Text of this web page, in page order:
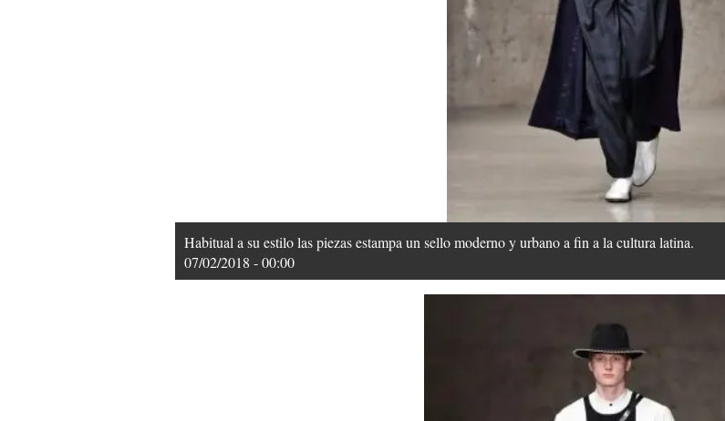
Habitual a su estilo las piezas estampa un sello moderno y urbano a fin a la cultura latina.
07/02/2018 - 00:00